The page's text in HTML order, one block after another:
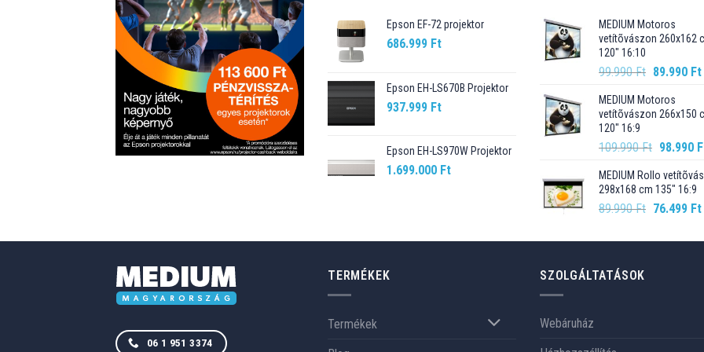
Epson EF-72 projektor
686.999 Ft
Epson EH-LS670B Projektor
937.999 Ft
Epson EH-LS970W Projektor
1.699.000 Ft
MEDIUM Motoros
vetítõvászon 260x162
120" 16:10
99.990Ft Original
was:
99.990 Ft.
89.990 Ft
MEDIUM Motoros
vetítõvászon 266x150
120" 16:9
109.990Ft Original
was:
109.990
98.990
MEDIUM Rollo
298x168 cm 135" 16:9
89.990Ft Original
was:
76.499 Ft
06 1 951 3374
TERMÉKEK
Termékek
SZOLGÁLTATÁSOK
Webáruház